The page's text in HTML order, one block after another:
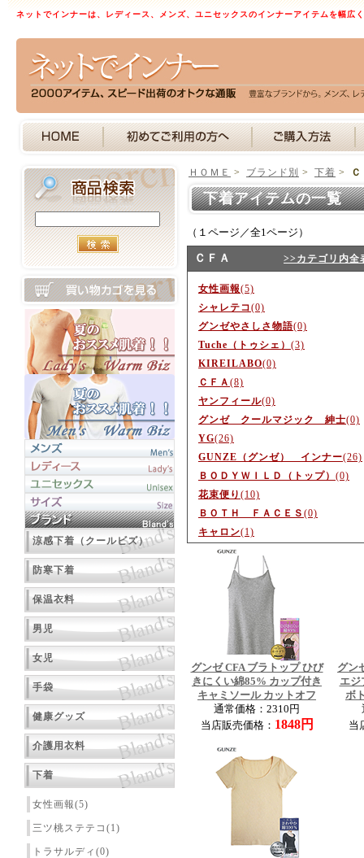
ネットでインナーは、レディース、メンズ、ユニセックスのインナーアイテムを幅広
涼感下着（クールビズ）
防寒下着
保温衣料
男児
女児
手袋
健康グッズ
介護用衣料
下着
女性画報(5)
三ツ桃ステテコ(1)
トラサルディ(0)
ＨＯＭＥ > ブランド別 > 下着 >
下着アイテムの一覧
（１ページ／全1ページ）
ＣＦＡ >>カテゴリ内全
女性画報(5)
シャレテコ(0)
グンゼやさしさ物語(0)
Tuche（トゥシェ） (3)
KIREILABO(0)
ＣＦＡ (8)
ヤンフィール(0)
グンゼ クールマジック 紳士(0)
YG(26)
GUNZE（グンゼ） インナー(26)
ＢＯＤＹＷＩＬＤ（トップ） (0)
花束便り (10)
ＢＯＴＨ ＦＡＣＥＳ (0)
キャロン(1)
グンゼ CFA ブラトップ ひび
きにくい綿85% カップ付き
キャミソール カットオフ
通常価格：2310円
当店販売価格： 1848円
グン
エジ
ボ
当